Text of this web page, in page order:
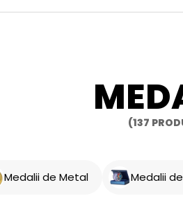
(137
Medalii de Metal Medalii